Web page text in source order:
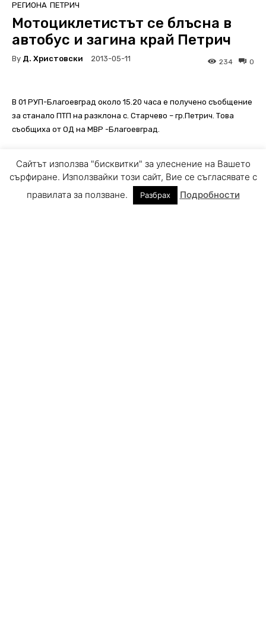
Сайтът използва "бисквитки" за улеснение на Вашето
сърфиране. Използвайки този сайт, Вие се съгласявате с
правилата за ползване.
Разбрах Подробности